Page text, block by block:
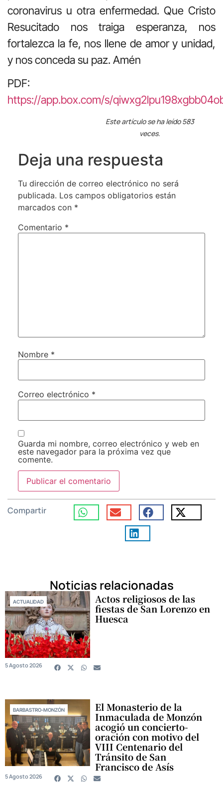
coronavirus u otra enfermedad. Que Cristo
Resucitado nos traiga esperanza, nos
fortalezca la fe, nos llene de amor y unidad,
y nos conceda su paz. Amén
PDF:
https://app.box.com/s/
Este artículo se ha leído 583
veces.
Deja una respuesta
Tu dirección de correo electrónico no será
publicada. Los campos obligatorios están
marcados con *
Comentario *
Nombre *
Correo electrónico *
Guarda mi nombre, correo electrónico y web en
este navegador para la próxima vez que
comente.
Compartir
Noticias relacionadas
ACTUALIDAD Actos religiosos de las
fiestas de San Lorenzo en
Huesca
5 Agosto 2026
BARBASTRO-MONZÓN El Monasterio de la
Inmaculada de Monzón
acogió un concierto-
oración con motivo del
VIII Centenario del
Tránsito de San
Francisco de Asís
5 Agosto 2026